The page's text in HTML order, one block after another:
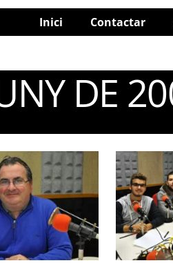
Inici Contactar
DE